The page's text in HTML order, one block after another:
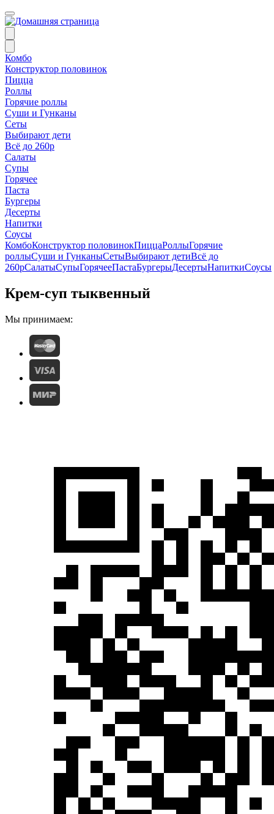
Комбо
Конструктор половинок
Пицца
Роллы
Горячие роллы
Суши и Гунканы
Сеты
Выбирают дети
Всё до 260р
Салаты
Супы
Горячее
Паста
Бургеры
Десерты
Напитки
Соусы
КомбоКонструктор половинокПиццаРоллыГорячие
роллыСуши и ГунканыСетыВыбирают детиВсё до
260рСалатыСупыГорячееПастаБургерыДесертыНапиткиСоусы
Крем-суп тыквенный
Мы принимаем: